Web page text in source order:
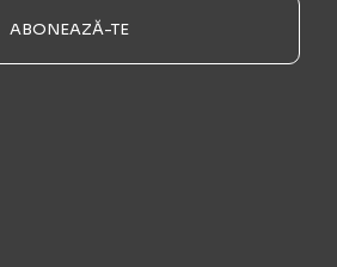
ABONEAZĂ-TE